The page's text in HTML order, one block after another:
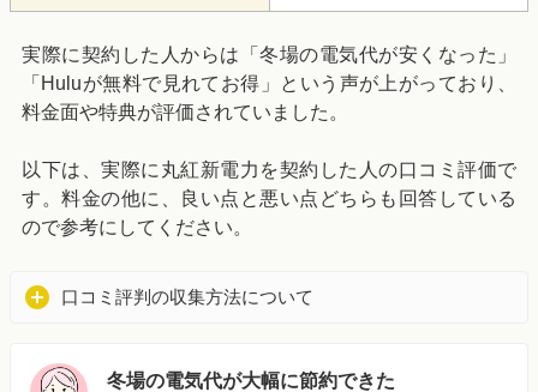
実際に契約した人からは「冬場の電気代が安くなった」
「Huluが無料で見れてお得」という声が上がっており、
料金面や特典が評価されていました。
以下は、実際に丸紅新電力を契約した人の口コミ評価で
す。料金の他に、良い点と悪い点どちらも回答している
ので参考にしてください。
口コミ評判の収集方法について
冬場の電気代が大幅に節約できた